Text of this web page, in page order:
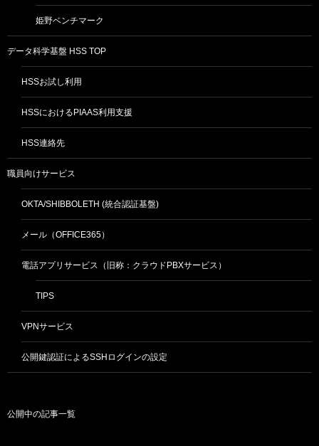
姫野ベンチマーク
データ科学基盤 HSS TOP
HSSお試し利用
HSSにおけるPIAAS利用支援
HSS連絡先
職員向けサービス
OKTA/SHIBBOLETH (統合認証基盤)
メール（OFFICE365）
電話アプリサービス（旧称：クラウドPBXサービス）
TIPS
VPNサービス
公開鍵認証によるSSHログインの設定
公開中の記事一覧